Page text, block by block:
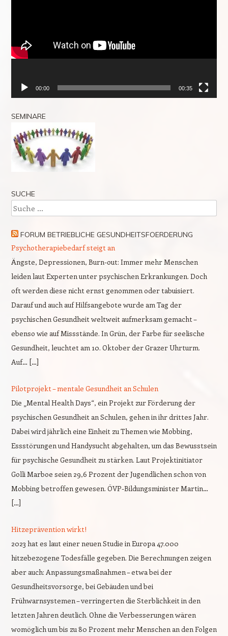
00:00 00:35
SEMINARE
SUCHE
Suche
FORUM BETRIEBLICHE GESUNDHEITSFOERDERUNG
Psychotherapiebedarf steigt an
Ängste, Depressionen, Burn-out: Immer mehr Menschen
leiden laut Experten unter psychischen Erkrankungen. Doch
oft werden diese nicht ernst genommen oder tabuisiert.
Darauf und auch auf Hilfsangebote wurde am Tag der
psychischen Gesundheit weltweit aufmerksam gemacht –
ebenso wie auf Missstände. In Grün, der Farbe für seelische
Gesundheit, leuchtet am 10. Oktober der Grazer Uhrturm.
Auf… […]
Pilotprojekt – mentale Gesundheit an Schulen
Die „Mental Health Days“, ein Projekt zur Förderung der
psychischen Gesundheit an Schulen, gehen in ihr drittes Jahr.
Dabei wird jährlich eine Einheit zu Themen wie Mobbing,
Essstörungen und Handysucht abgehalten, um das Bewusstsein
für psychische Gesundheit zu stärken. Laut Projektinitiator
Golli Marboe seien 29,6 Prozent der Jugendlichen schon von
Mobbing betroffen gewesen. ÖVP-Bildungsminister Martin…
[…]
Hitzeprävention wirkt!
2023 hat es laut einer neuen Studie in Europa 47.000
hitzebezogene Todesfälle gegeben. Die Berechnungen zeigen
aber auch: Anpassungsmaßnahmen – etwa bei der
Gesundheitsvorsorge, bei Gebäuden und bei
Frühwarnsystemen – verringerten die Sterblichkeit in den
letzten Jahren deutlich. Ohne die Verbesserungen wären
womöglich um bis zu 80 Prozent mehr Menschen an den Folgen